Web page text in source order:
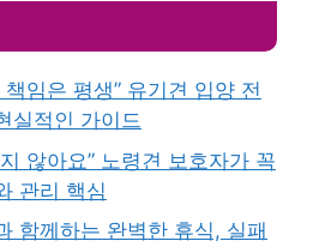
임은 평생” 유기견 입양 전
실적인 가이드
않아요” 노령견 보호자가 꼭
관리 핵심
함께하는 완벽한 휴식, 실패